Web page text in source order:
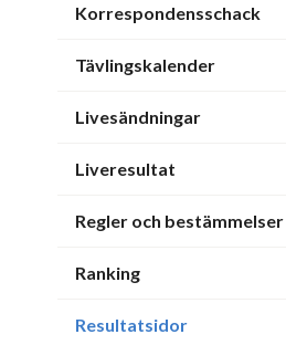
Korrespondensschack
Tävlingskalender
Livesändningar
Liveresultat
Regler och bestämmelser
Ranking
Resultatsidor